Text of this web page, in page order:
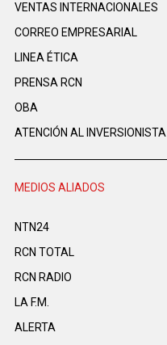
VENTAS INTERNACIONALES
CORREO EMPRESARIAL
LINEA ÉTICA
PRENSA RCN
OBA
ATENCIÓN AL INVERSIONISTA
MEDIOS ALIADOS
NTN24
RCN TOTAL
RCN RADIO
LA F.M.
ALERTA